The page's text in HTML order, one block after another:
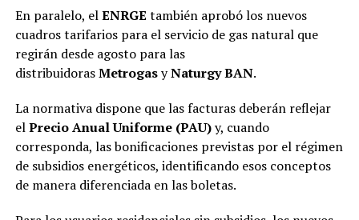
En paralelo, elENRGE también aprobó los nuevos
cuadros tarifarios para el servicio de gas natural que
regirán desde agosto para las
distribuidorasMetrogasyNaturgy BAN.
La normativa dispone que las facturas deberán reflejar
elPrecio Anual Uniforme (PAU)y, cuando
corresponda, las bonificaciones previstas por el régimen
de subsidios energéticos, identificando esos conceptos
de manera diferenciada en las boletas.